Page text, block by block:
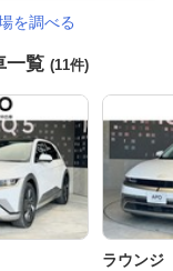
を調べる
一覧 (11件)
ラウンジ